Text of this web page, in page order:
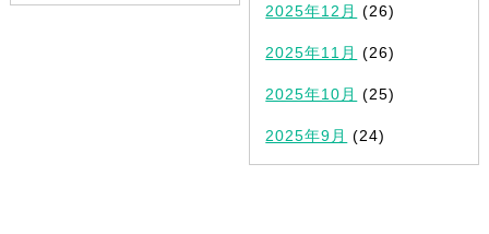
2025年12月 (26)
2025年11月 (26)
2025年10月 (25)
2025年9月 (24)